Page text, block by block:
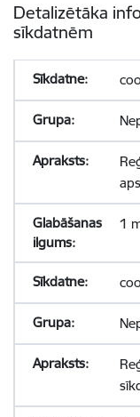
Detalizētāka
sīkdatnēm
1